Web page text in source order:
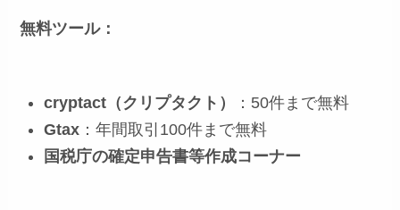
無料ツール：
cryptact（クリプタクト）
：50件まで無料
Gtax ：年間取引100件まで無料
国税庁の確定申告書等作成コーナー